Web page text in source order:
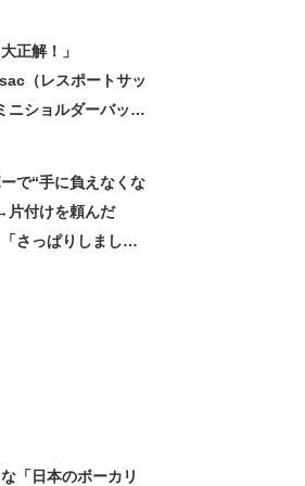
大正解！」
（レスポートサッ
ニショルダーバッ
で“手に負えなくな
片付けを頼んだ
っぱりしました
「日本のボーカリ